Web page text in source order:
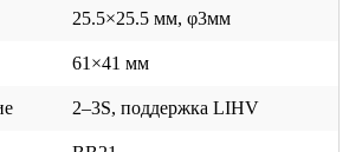
25.5×25.5 мм, φ3мм
61×41 мм
2–3S, поддержка LIHV